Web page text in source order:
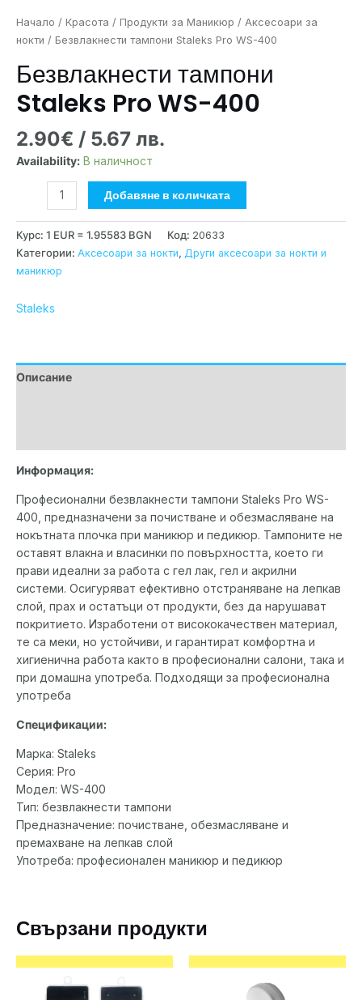
Начало / Красота / Продукти за Маникюр / Аксесоари за
нокти / Безвлакнести тампони Staleks Pro WS-400
Безвлакнести тампони
Staleks Pro WS-400
2.90€ / 5.67 лв.
Availability: В наличност
Добавяне в количката
Курс: 1 EUR = 1.95583 BGN Код: 20633
Категории: Аксесоари за нокти, Други аксесоари за нокти и
маникюр
Staleks
Описание
Информация:
Професионални безвлакнести тампони Staleks Pro WS-
400, предназначени за почистване и обезмасляване на
нокътната плочка при маникюр и педикюр. Тампоните не
оставят влакна и власинки по повърхността, което ги
прави идеални за работа с гел лак, гел и акрилни
системи. Осигуряват ефективно отстраняване на лепкав
слой, прах и остатъци от продукти, без да нарушават
покритието. Изработени от висококачествен материал,
те са меки, но устойчиви, и гарантират комфортна и
хигиенична работа както в професионални салони, така и
при домашна употреба. Подходящи за професионална
употреба
Спецификации:
Марка: Staleks
Серия: Pro
Модел: WS-400
Тип: безвлакнести тампони
Предназначение: почистване, обезмасляване и
премахване на лепкав слой
Употреба: професионален маникюр и педикюр
Свързани продукти